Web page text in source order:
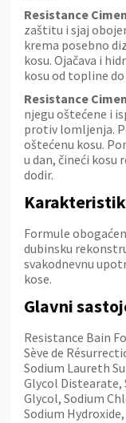
Resistance
zaštitu i sjaj
krema posebno
kosu. Ojačava i
kosu od topline
Resistance
njegu oštećene i
protiv lomljenja.
oštećenu kosu.
u dan, čineći
dodir.
Formule
dubinsku
svakodnevnu
kose.
Glavni
Resistance Bain
Sève de
Sodium Laureth
Glycol Distearate,
Glycol, Sodium
Sodium